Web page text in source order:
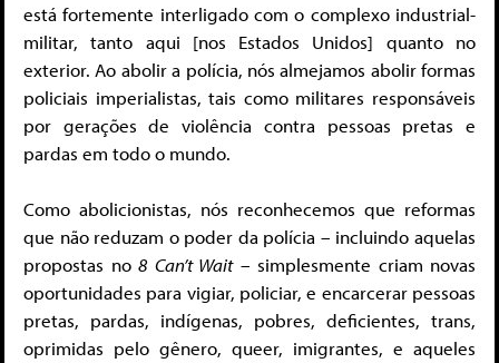
está fortemente interligado com o complexo industrial-
militar, tanto aqui [nos Estados Unidos] quanto no
exterior. Ao abolir a polícia, nós almejamos abolir formas
policiais imperialistas, tais como militares responsáveis
por gerações de violência contra pessoas pretas e
pardas em todo o mundo.
Como abolicionistas, nós reconhecemos que reformas
que não reduzam o poder da polícia – incluindo aquelas
propostas no 8 Can’t Wait– simplesmente criam novas
oportunidades para vigiar, policiar, e encarcerar pessoas
pretas, pardas, indígenas, pobres, deficientes, trans,
oprimidas pelo gênero, queer, imigrantes, e aqueles